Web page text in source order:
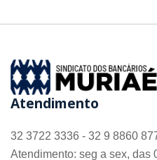
Atendimento
32 3722 3336 - 32 9 8860
Atendimento: seg a sex, das